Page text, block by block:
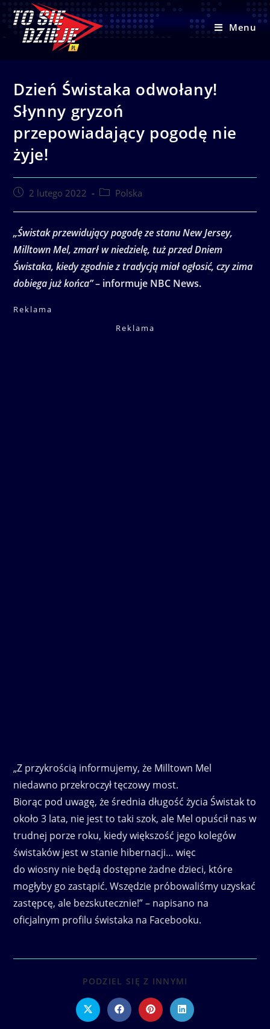
content
Menu
Dzień Świstaka odwołany!
Słynny gryzoń
przepowiadający pogodę nie
żyje!
Post2 lutego 2022
PostPolska
„Świstak przewidujący pogodę ze stanu New Jersey,
Milltown Mel, zmarł w niedzielę, tuż przed Dniem
Świstaka, kiedy zgodnie z tradycją miał ogłosić, czy zima
dobiega już końca”– informuje NBC News.
Reklama
Reklama
„Z przykrością informujemy, że Milltown Mel
niedawno przekroczył tęczowy most.
Biorąc pod uwagę, że średnia długość życia Świstak to
około 3 lata, nie jest to taki szok, ale Mel opuścił nas w
trudnej porze roku, kiedy większość jego kolegów
świstaków jest w stanie hibernacji… więc
do wiosny nie będą dostępne żadne dzieci, które
mogłyby go zastąpić. Wszędzie próbowaliśmy uzyskać
zastępcę, ale bezskutecznie!” – napisano na
oficjalnym profilu świstaka na Facebooku.
PODZIEL SIĘ Z INNYMI
CONTENT
Opens
in
Opens
in
Opens
in
Opens
in